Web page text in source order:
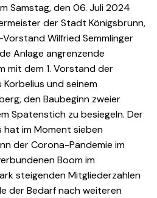
Samstag, den 06. Juli 2024
der Stadt Königsbrunn,
Wilfried Semmlinger
Anlage angrenzende
mit dem 1. Vorstand der
und seinem
den Baubeginn zweier
Spatenstich zu besiegeln. Der
hat im Moment sieben
der Corona-Pandemie im
Boom im
steigenden Mitgliederzahlen
der Bedarf nach weiteren